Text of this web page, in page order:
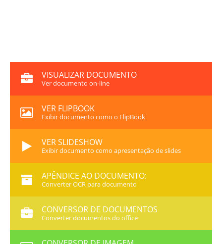
VISUALIZAR DOCUMENTO
Ver documento on-line
VER FLIPBOOK
Exibir documento como o FlipBook
VER SLIDESHOW
Exibir documento como apresentação de slides
APÊNDICE AO DOCUMENTO:
Converter OCR para documento
CONVERSOR DE DOCUMENTOS
Converter documentos do office